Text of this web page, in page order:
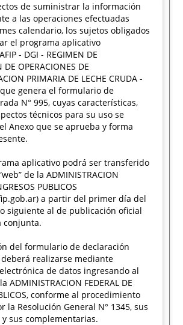
de suministrar la información
a las operaciones efectuadas
calendario, los sujetos obligados
el programa aplicativo
- DGI - REGIMEN DE
OPERACIONES DE
PRIMARIA DE LECHE CRUDA -
que genera el formulario de
N° 995, cuyas características,
técnicos para su uso se
Anexo que se aprueba y forma
aplicativo podrá ser transferido
de la ADMINISTRACION
PUBLICOS
a partir del primer día del
siguiente al de publicación oficial
conjunta.
del formulario de declaración
realizarse mediante
de datos ingresando al
ADMINISTRACION FEDERAL DE
conforme al procedimiento
la Resolución General N° 1345, sus
sus complementarias.